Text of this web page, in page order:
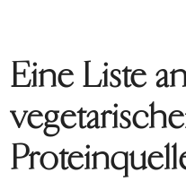
Eine Liste